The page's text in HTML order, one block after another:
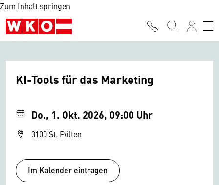
Zum Inhalt springen
KI-Tools für das Marketing
Do., 1. Okt. 2026, 09:00 Uhr
3100 St. Pölten
Im Kalender eintragen